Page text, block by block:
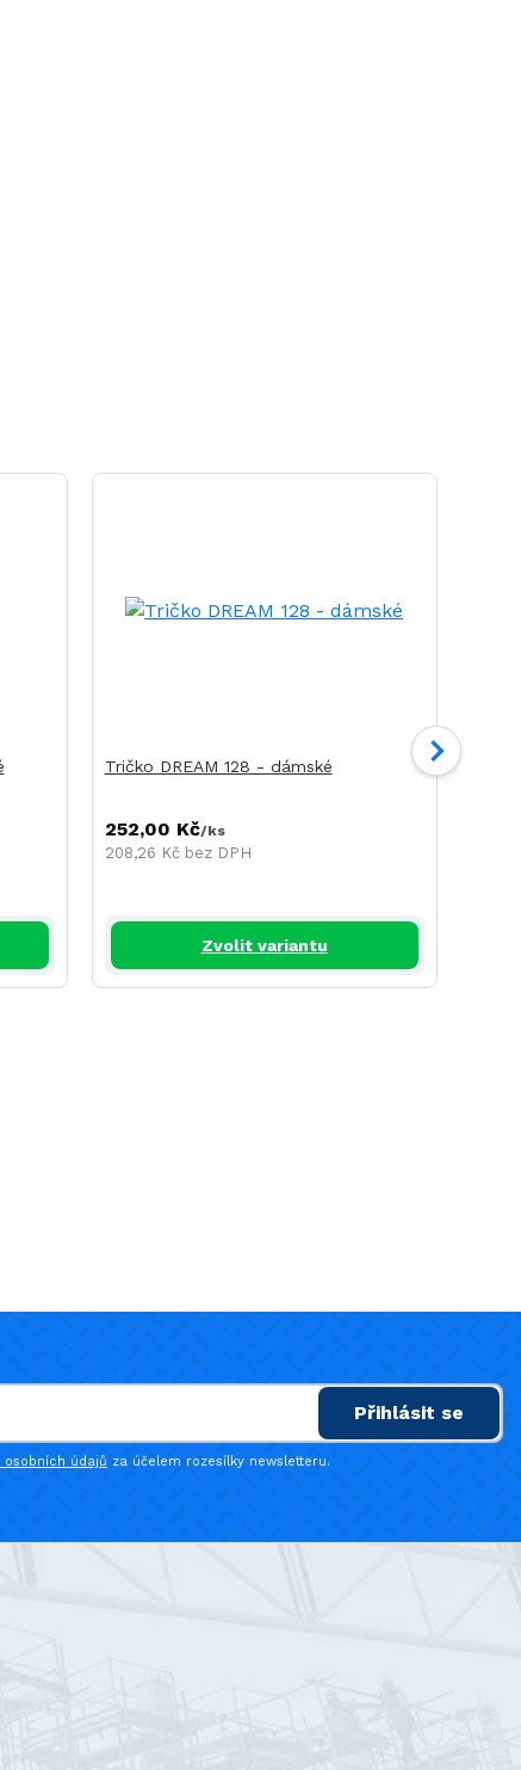
Tričko DREAM 128 - dámské
252,00 Kč/ks
208,26 Kč bez DPH
Zvolit variantu
Přihlásit se
osobních údajů za účelem rozesílky newsletteru.